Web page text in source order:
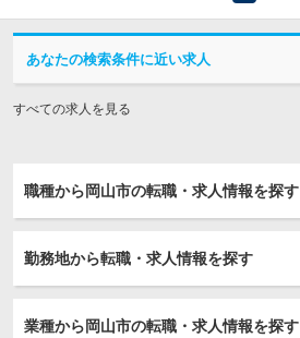
あなたの検索条件に近い求人
すべての求人を見る
職種から岡山市の転職・求人情報を探す
勤務地から転職・求人情報を探す
業種から岡山市の転職・求人情報を探す